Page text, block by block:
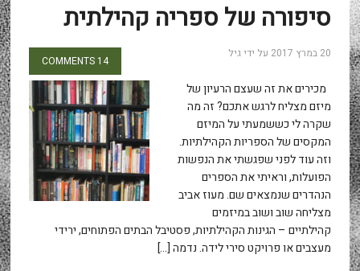
סיפורה של ספריה קהילתית
20 במרץ 2017 על ידיגיל
14 COMMENTS
מכירים את זה שעצם הרעיון של
מיזם מצליח לרגש אתכם? זה מה
שקרה לי כששמעתי על המיזם
המקסים של הספריות הקהילתיות.
וזה עוד לפני שפגשתי את הנפשות
הפועלות, וראיתי את הספרים
הנהדרים שנמצאים שם. מעוז אביב
מצליחה שוב ושוב במיזמים
קהילתיים – הגינות הקהילתיות, פסטיבל הבתים הפתוחים, ירידי
מעצבים או פרויקט סירי לידה. נדמה […]